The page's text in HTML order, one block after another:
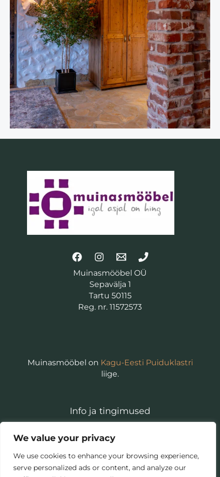
We value your privacy
We use cookies to enhance your browsing experience,
serve personalized ads or content, and analyze our
Muinasmööbel OÜ
Sepavälja 1
Tartu 50115
Reg. nr. 11572573
Muinasmööbel on Kagu-Eesti Puiduklastri
liige.
Info ja tingimused
Kasutajatingimused